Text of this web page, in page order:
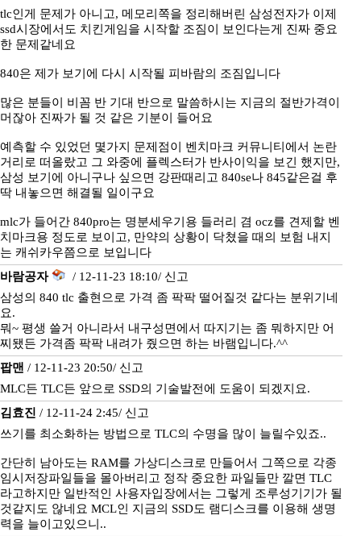
tlc인게 문제가 아니고, 메모리쪽을 정리해버린 삼성전자가 이제
ssd시장에서도 치킨게임을 시작할 조짐이 보인다는게 진짜 중요
한 문제같네요
840은 제가 보기에 다시 시작될 피바람의 조짐입니다
많은 분들이 비꼼 반 기대 반으로 말씀하시는 지금의 절반가격이
머잖아 진짜가 될 것 같은 기분이 들어요
예측할 수 있었던 몇가지 문제점이 벤치마크 커뮤니티에서 논란
거리로 떠올랐고 그 와중에 플렉스터가 반사이익을 보긴 했지만,
삼성 보기에 아니구나 싶으면 강판때리고 840se나 845같은걸 후
딱 내놓으면 해결될 일이구요
mlc가 들어간 840pro는 명분세우기용 들러리 겸 ocz를 견제할 벤
치마크용 정도로 보이고, 만약의 상황이 닥쳤을 때의 보험 내지
는 캐쉬카우쯤으로 보입니다
바람공자
/ 12-11-23 18:10/ 신고
삼성의 840 tlc 출현으로 가격 좀 팍팍 떨어질것 같다는 분위기네
요.
뭐~ 평생 쓸거 아니라서 내구성면에서 따지기는 좀 뭐하지만 어
찌됐든 가격좀 팍팍 내려가 줬으면 하는 바램입니다.^^
팝맨 / 12-11-23 20:50/ 신고
MLC든 TLC든 앞으로 SSD의 기술발전에 도움이 되겠지요.
김효진 / 12-11-24 2:45/ 신고
쓰기를 최소화하는 방법으로 TLC의 수명을 많이 늘릴수있죠..
간단히 남아도는 RAM를 가상디스크로 만들어서 그쪽으로 각종
임시저장파일들을 몰아버리고 정작 중요한 파일들만 깔면 TLC
라고하지만 일반적인 사용자입장에서는 그렇게 조루성기기가 될
것같지도 않네요 MCL인 지금의 SSD도 램디스크를 이용해 생명
력을 늘이고있으니..